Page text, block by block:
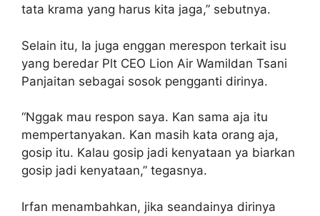
tata krama yang harus kita jaga,” sebutnya.
Selain itu, Ia juga enggan merespon terkait isu
yang beredar Plt CEO Lion Air Wamildan Tsani
Panjaitan sebagai sosok pengganti dirinya.
“Nggak mau respon saya. Kan sama aja itu
mempertanyakan. Kan masih kata orang aja,
gosip itu. Kalau gosip jadi kenyataan ya biarkan
gosip jadi kenyataan,” tegasnya.
Irfan menambahkan, jika seandainya dirinya